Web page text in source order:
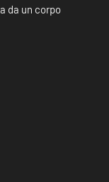
da un corpo